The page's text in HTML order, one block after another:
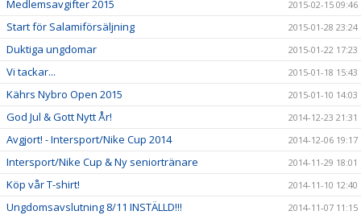
Medlemsavgifter 2015 2015-02-15 09:46
Start för Salamiförsäljning 2015-01-28 23:24
Duktiga ungdomar 2015-01-22 17:23
Vi tackar... 2015-01-18 15:43
Kährs Nybro Open 2015 2015-01-10 14:03
God Jul & Gott Nytt År! 2014-12-23 21:31
Avgjort! - Intersport/Nike Cup 2014 2014-12-06 19:17
Intersport/Nike Cup & Ny seniortränare 2014-11-29 18:01
Köp vår T-shirt! 2014-11-10 12:40
Ungdomsavslutning 8/11 INSTÄLLD!!! 2014-11-07 11:15